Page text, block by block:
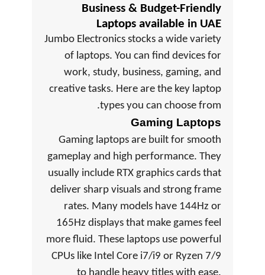
Business & Budget-Friendly
Laptops available in UAE
Jumbo Electronics stocks a wide variety
of laptops. You can find devices for
work, study, business, gaming, and
creative tasks. Here are the key laptop
types you can choose from.
Gaming Laptops
Gaming laptops are built for smooth
gameplay and high performance. They
usually include RTX graphics cards that
deliver sharp visuals and strong frame
rates. Many models have 144Hz or
165Hz displays that make games feel
more fluid. These laptops use powerful
CPUs like Intel Core i7/i9 or Ryzen 7/9